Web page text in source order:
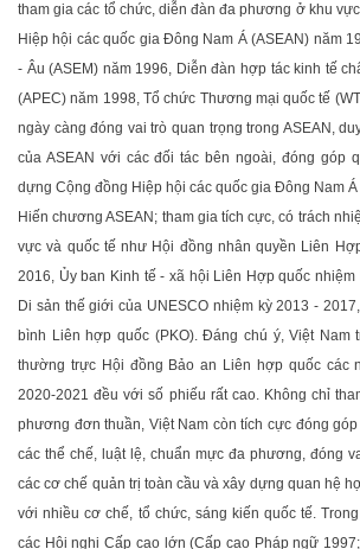
tham gia các tổ chức, diễn đàn đa phương ở khu
Hiệp hội các quốc gia Đông Nam Á (ASEAN) năm
- Âu (ASEM) năm 1996, Diễn đàn hợp tác kinh tế
(APEC) năm 1998, Tổ chức Thương mại quốc tế
ngày càng đóng vai trò quan trọng trong ASEAN,
của ASEAN với các đối tác bên ngoài, đóng góp
dựng Cộng đồng Hiệp hội các quốc gia Đông Nam
Hiến chương ASEAN; tham gia tích cực, có trách
vực và quốc tế như Hội đồng nhân quyền Liên
2016, Ủy ban Kinh tế - xã hội Liên Hợp quốc nhiệm
Di sản thế giới của UNESCO nhiệm kỳ 2013 -
bình Liên hợp quốc (PKO). Đáng chú ý, Việt Nam
thường trực Hội đồng Bảo an Liên hợp quốc các
2020-2021 đều với số phiếu rất cao. Không chỉ
phương đơn thuần, Việt Nam còn tích cực đóng
các thể chế, luật lệ, chuẩn mực đa phương, đóng
các cơ chế quản trị toàn cầu và xây dựng quan hệ
với nhiều cơ chế, tổ chức, sáng kiến quốc tế.
các Hội nghị Cấp cao lớn (Cấp cao Pháp ngữ